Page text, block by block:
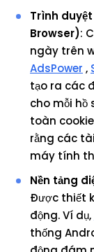
Trình
Browser):
ngày trên
AdsPower ,
tạo ra các
cho mỗi hồ
toàn
rằng các
máy tính
Nền tảng
Được thiết
động. Ví dụ,
thống